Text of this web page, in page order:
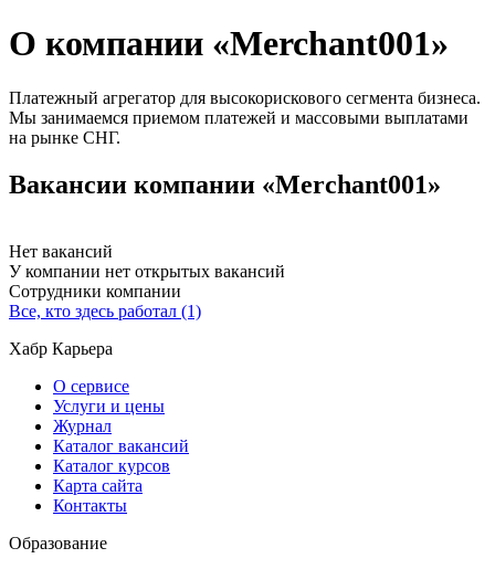
О компании «Merchant001»
Платежный агрегатор для высокорискового сегмента бизнеса.
Мы занимаемся приемом платежей и массовыми выплатами
на рынке СНГ.
Вакансии компании «Merchant001»
Нет вакансий
У компании нет открытых вакансий
Сотрудники компании
Все, кто здесь работал (1)
Хабр Карьера
О сервисе
Услуги и цены
Журнал
Каталог вакансий
Каталог курсов
Карта сайта
Контакты
Образование